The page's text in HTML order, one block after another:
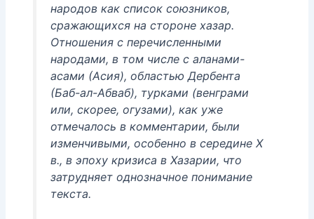
народов как список союзников,
сражающихся на стороне хазар.
Отношения с перечисленными
народами, в том числе с аланами-
асами (Асия), областью Дербента
(Баб-ал-Абваб), турками (венграми
или, скорее, огузами), как уже
отмечалось в комментарии, были
изменчивыми, особенно в середине X
в., в эпоху кризиса в Хазарии, что
затрудняет однозначное понимание
текста.